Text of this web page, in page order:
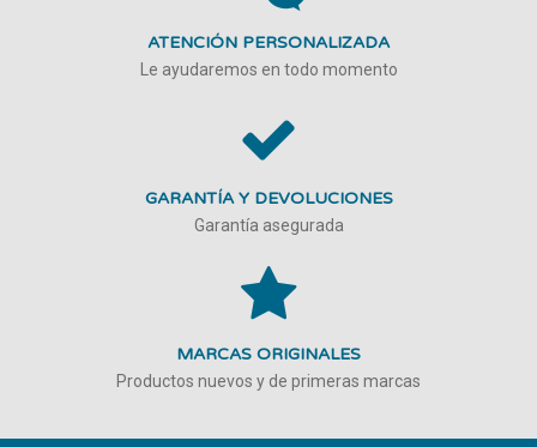
ATENCIÓN PERSONALIZADA
Le ayudaremos en todo momento
GARANTÍA Y DEVOLUCIONES
Garantía asegurada
MARCAS ORIGINALES
Productos nuevos y de primeras marcas